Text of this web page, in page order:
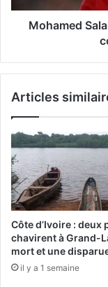
Mohamed
Articles
Côte d’Ivoire : deux
chavirent à Grand-
mort et une
il y a 1 semaine